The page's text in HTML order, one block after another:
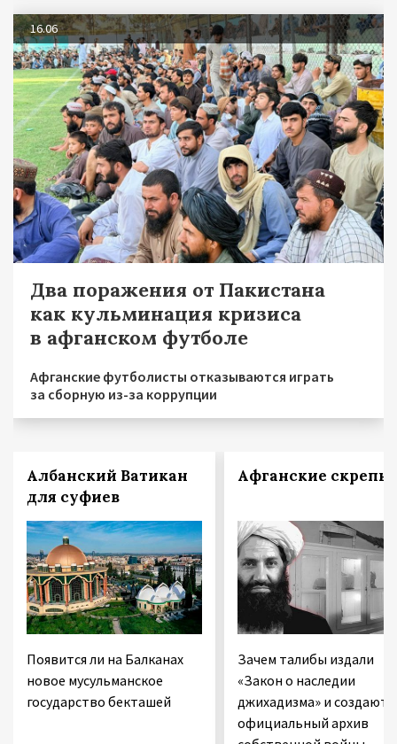
16.06
Два поражения от Пакистана
как кульминация кризиса
в афганском футболе
Афганские футболисты отказываются играть
за сборную из-за коррупции
Албанский Ватикан
для суфиев
Появится ли на Балканах
новое мусульманское
государство бекташей
Афганские скрепы
Зачем талибы издали
«Закон о наследии
джихадизма» и создают
официальный архив